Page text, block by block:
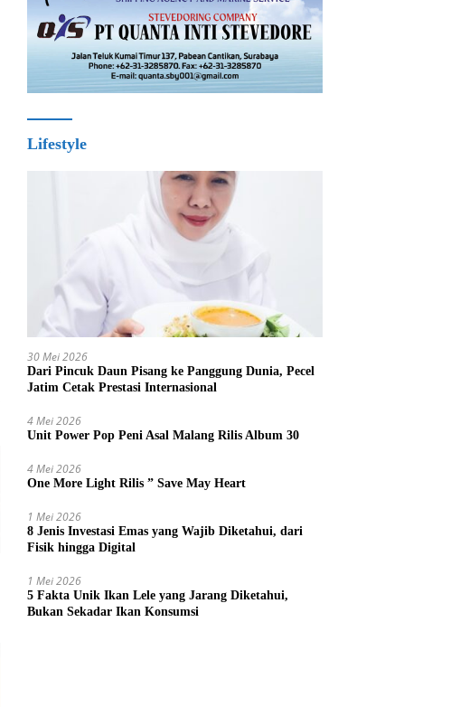
Lifestyle
30 Mei 2026
Dari Pincuk Daun Pisang ke Panggung Dunia, Pecel
Jatim Cetak Prestasi Internasional
4 Mei 2026
Unit Power Pop Peni Asal Malang Rilis Album 30
4 Mei 2026
One More Light Rilis ” Save May Heart
1 Mei 2026
8 Jenis Investasi Emas yang Wajib Diketahui, dari
Fisik hingga Digital
1 Mei 2026
5 Fakta Unik Ikan Lele yang Jarang Diketahui,
Bukan Sekadar Ikan Konsumsi